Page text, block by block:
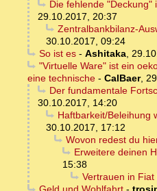
Die fehlende "Deckung"
29.10.2017, 20:37
Zentralbankbilanz-
30.10.2017, 09:24
So ist es- Ashitaka,
"Virtuelle Ware" ist ein
eine technische - CalBaer,
Der fundamentale
30.10.2017, 14:20
Haftbarkeit/Beleihung
30.10.2017, 17:12
Wovon redest du
Erweitere deinen
15:38
Vertrauen in Fiat